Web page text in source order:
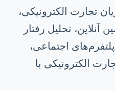
تجارت الکترونیکی،
آنلاین، تحلیل رفتار
اجتماعی،
الکترونیکی با